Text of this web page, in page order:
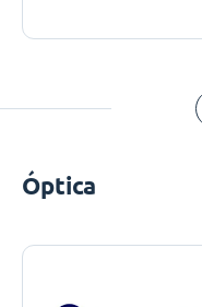
Óptica